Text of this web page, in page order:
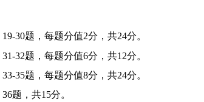
30题，每题分值2分，共24分。
32题，每题分值6分，共12分。
35题，每题分值8分，共24分。
题，共15分。